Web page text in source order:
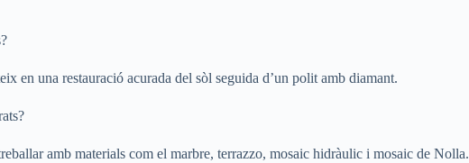
en una restauració acurada del sòl seguida d’un polit amb diamant.
amb materials com el marbre, terrazzo, mosaic hidràulic i mosaic de Nolla.